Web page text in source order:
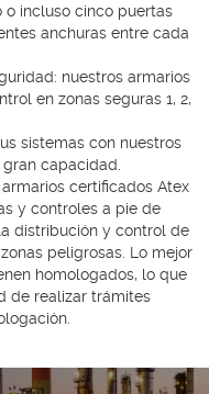
o incluso cinco puertas
anchuras entre cada
nuestros armarios
en zonas seguras 1, 2,
sistemas con nuestros
capacidad.
certificados Atex
y controles a pie de
distribución y control de
peligrosas. Lo mejor
homologados, lo que
de realizar trámites